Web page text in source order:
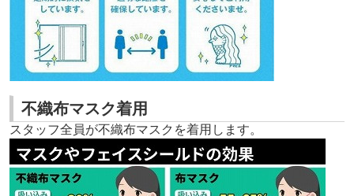
不織布マスク着用
スタッフ全員が不織布マスクを着用します。